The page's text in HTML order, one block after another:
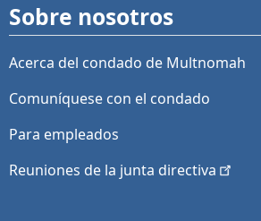
Sobre nosotros
Acerca del condado de Multnomah
Comuníquese con el condado
Para empleados
Reuniones de la junta directiva